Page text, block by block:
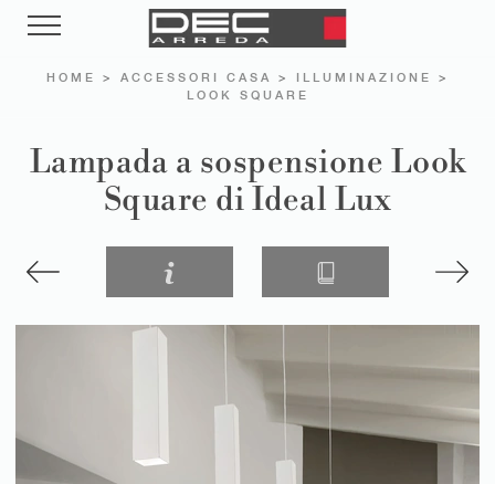
HOME > ACCESSORI CASA > ILLUMINAZIONE
>
LOOK SQUARE
Lampada a sospensione Look
Square di Ideal Lux